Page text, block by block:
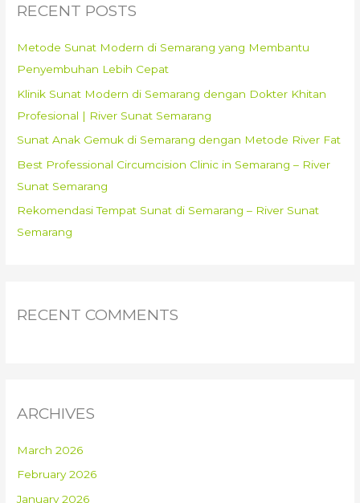
h
RECENT POSTS
Metode Sunat Modern di Semarang yang Membantu
Penyembuhan Lebih Cepat
Klinik Sunat Modern di Semarang dengan Dokter Khitan
Profesional | River Sunat Semarang
Sunat Anak Gemuk di Semarang dengan Metode River Fat
Best Professional Circumcision Clinic in Semarang – River
Sunat Semarang
Rekomendasi Tempat Sunat di Semarang – River Sunat
Semarang
RECENT COMMENTS
ARCHIVES
March 2026
February 2026
January 2026